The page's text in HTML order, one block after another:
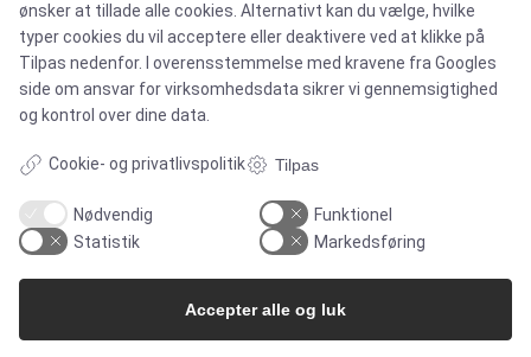
VIRKSOMHEDEN
Nyhedsbrev
Presse
Whisteblower Portal
ønsker at tillade alle cookies. Alternativt kan du vælge, hvilke
typer cookies du vil acceptere eller deaktivere ved at klikke på
Tilpas nedenfor. I overensstemmelse med kravene fraGoogles
side om ansvar for virksomhedsdatasikrer vi gennemsigtighed
og kontrol over dine data.
Cookie- og privatlivspolitik Tilpas
Nødvendig
Funktionel
Statistik
Markedsføring
Accepter alle og luk